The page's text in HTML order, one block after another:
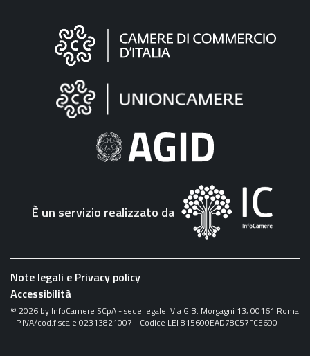
Informazioni
"Fattura
Elettronica"
È un servizio realizzato da
Note legali e Privacy policy
Accessibilità
© 2026 by InfoCamere SCpA - sede legale: Via G.B. Morgagni 13, 00161 Roma
- P.IVA/cod.fiscale 02313821007 - Codice LEI 815600EAD78C57FCE690